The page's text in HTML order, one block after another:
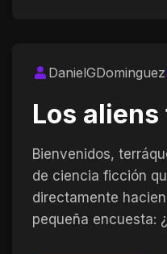
DanielGDominguez
Los
Bienvenidos,
de ciencia ficción
directamente
pequeña encuesta: